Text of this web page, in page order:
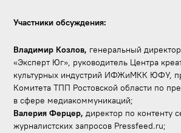
Участники обсуждения:
Владимир Козлов, генеральный
«Эксперт Юг», руководитель Центра
культурных индустрий ИФЖиМКК ЮФУ,
Комитета ТПП Ростовской области по
в сфере медиакоммуникаций;
Валерия Ферцер,директор по контенту
журналистских запросов Pressfeed.ru;